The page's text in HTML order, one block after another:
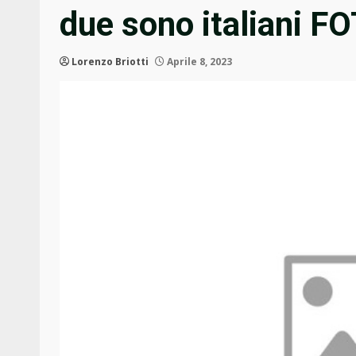
due sono italiani
Lorenzo Briotti Aprile 8, 2023